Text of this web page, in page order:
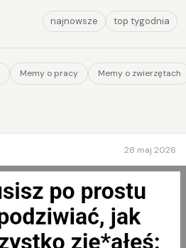
najnowsze top tygodnia
Memy o pracy Memy o zwierzętach
28 maj 2026